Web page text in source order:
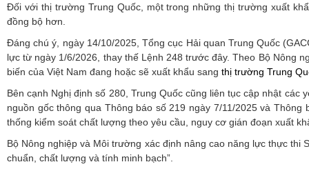
Đối với thị trường Trung Quốc, một trong những thị trường xuất
đồng bộ hơn.
Đáng chú ý, ngày 14/10/2025, Tổng cục Hải quan Trung Quốc
lực từ ngày 1/6/2026, thay thế Lệnh 248 trước đây. Theo Bộ Nông
biến của Việt Nam đang hoặc sẽ xuất khẩu sang thị trường Trung
Bên cạnh Nghị định số 280, Trung Quốc cũng liên tục cập nhật
nguồn gốc thông qua Thông báo số 219 ngày 7/11/2025 và
thống kiểm soát chất lượng theo yêu cầu, nguy cơ gián đoạn xuất
Bộ Nông nghiệp và Môi trường xác định nâng cao năng lực thực thi
chuẩn, chất lượng và tính minh bạch”.